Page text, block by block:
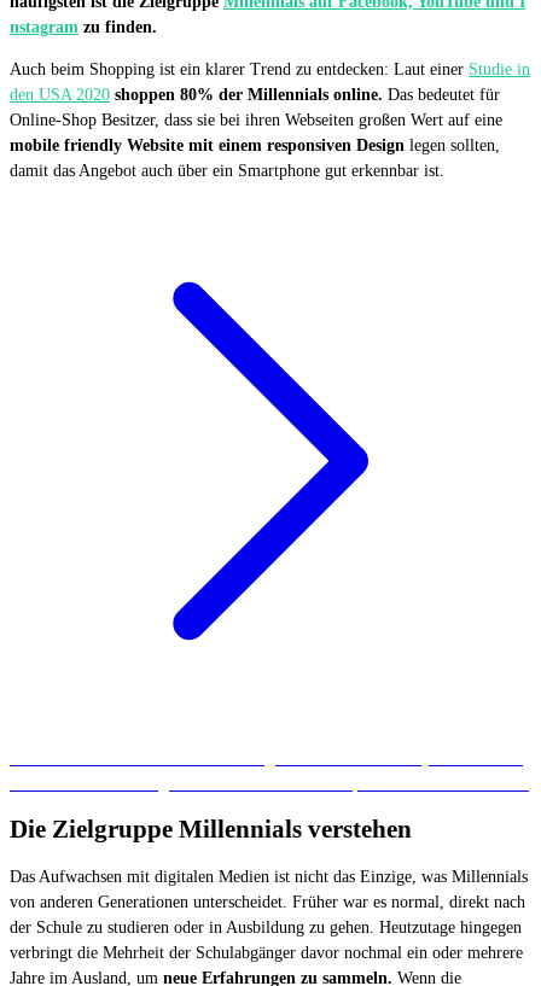
nstagram zu finden.
Auch beim Shopping ist ein klarer Trend zu entdecken: Laut einer Studie in
den USA 2020 shoppen 80% der Millennials online. Das bedeutet für
Online-Shop Besitzer, dass sie bei ihren Webseiten großen Wert auf eine
mobile friendly Website mit einem responsiven Design legen sollten,
damit das Angebot auch über ein Smartphone gut erkennbar ist.
Die Zielgruppe Millennials verstehen
Das Aufwachsen mit digitalen Medien ist nicht das Einzige, was Millennials
von anderen Generationen unterscheidet. Früher war es normal, direkt nach
der Schule zu studieren oder in Ausbildung zu gehen. Heutzutage hingegen
verbringt die Mehrheit der Schulabgänger davor nochmal ein oder mehrere
Jahre im Ausland, um neue Erfahrungen zu sammeln. Wenn die